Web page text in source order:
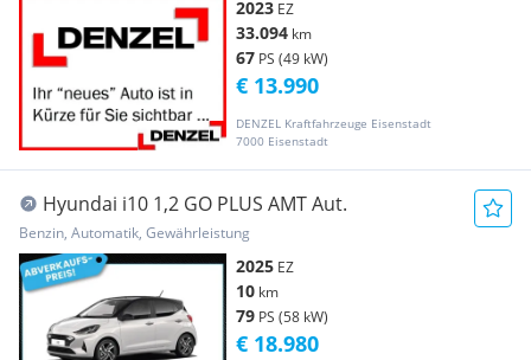
2023 EZ
33.094 km
67 PS (49 kW)
DENZEL Kraftfahrzeuge Eisenstadt
7000 Eisenstadt
€ 13.990
Hyundai i10 1,2 GO PLUS AMT Aut.
Benzin, Automatik, Gewährleistung
2025 EZ
10 km
79 PS (58 kW)
€ 18.980